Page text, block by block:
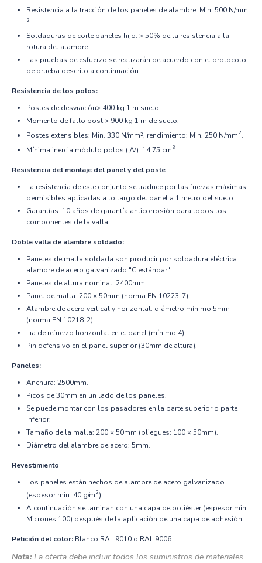
Resistencia a la tracción de los paneles de alambre: Min. 500 N/mm
2.
Soldaduras de corte paneles hijo: > 50% de la resistencia a la
rotura del alambre.
Las pruebas de esfuerzo se realizarán de acuerdo con el protocolo
de prueba descrito a continuación.
Resistencia de los polos:
Postes de desviación> 400 kg 1 m suelo.
Momento de fallo post > 900 kg 1 m de suelo.
Postes extensibles: Min. 330 N/mm², rendimiento: Min. 250 N/mm2.
Mínima inercia módulo polos (I/V): 14,75 cm3.
Resistencia del montaje del panel y del poste
La resistencia de este conjunto se traduce por las fuerzas máximas
permisibles aplicadas a lo largo del panel a 1 metro del suelo.
Garantías: 10 años de garantía anticorrosión para todos los
componentes de la valla.
Doble valla de alambre soldado:
Paneles de malla soldada son producir por soldadura eléctrica
alambre de acero galvanizado "C estándar".
Paneles de altura nominal: 2400mm.
Panel de malla: 200 × 50mm (norma EN 10223-7).
Alambre de acero vertical y horizontal: diámetro mínimo 5mm
(norma EN 10218-2).
Lia de refuerzo horizontal en el panel (mínimo 4).
Pin defensivo en el panel superior (30mm de altura).
Paneles:
Anchura: 2500mm.
Picos de 30mm en un lado de los paneles.
Se puede montar con los pasadores en la parte superior o parte
inferior.
Tamaño de la malla: 200 × 50mm (pliegues: 100 × 50mm).
Diámetro del alambre de acero: 5mm.
Revestimiento
Los paneles están hechos de alambre de acero galvanizado
(espesor min. 40 g/m2).
A continuación se laminan con una capa de poliéster (espesor min.
Micrones 100) después de la aplicación de una capa de adhesión.
Petición del color: Blanco RAL 9010 o RAL 9006.
Nota: La oferta debe incluir todos los suministros de materiales